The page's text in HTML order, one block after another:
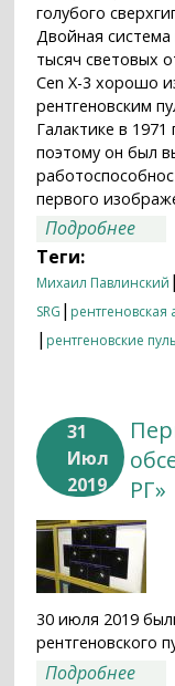
голубого
Двойная система
тысяч световых
Cen X-3 хорошо
рентгеновским
Галактике в
поэтому он был
первого
Подробнее
Теги:
Михаил Павлинский
SRG | рентгеновская
| рентгеновские
31
Июл
2019
РГ»
30 июля 2019
рентгеновского
Подробнее